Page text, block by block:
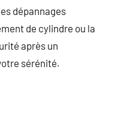
dépannages
de cylindre ou la
après un
sérénité.